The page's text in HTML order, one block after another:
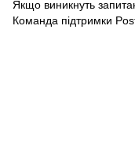
Якщо виникнуть
Команда підтримки